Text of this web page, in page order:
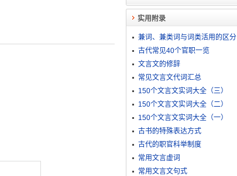
实用附录
兼词、兼类词与词类活用的区分
古代常见40个官职一览
文言文的修辞
常见文言文代词汇总
150个文言文实词大全（三）
150个文言文实词大全（二）
150个文言文实词大全（一）
古书的特殊表达方式
古代的职官科举制度
常用文言虚词
常用文言文句式